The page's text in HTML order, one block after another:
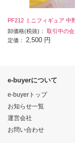
PF212 ミニフィギュア 中
卸価格(税抜)： 取引中の
定価： 2,500 円
e-buyerについて
e-buyerトップ
お知らせ一覧
運営会社
お問い合わせ